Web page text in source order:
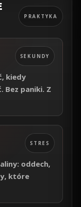
PRAKTYKA
SEKUNDY
kiedy
Bez paniki. Z
STRES
oddech,
które